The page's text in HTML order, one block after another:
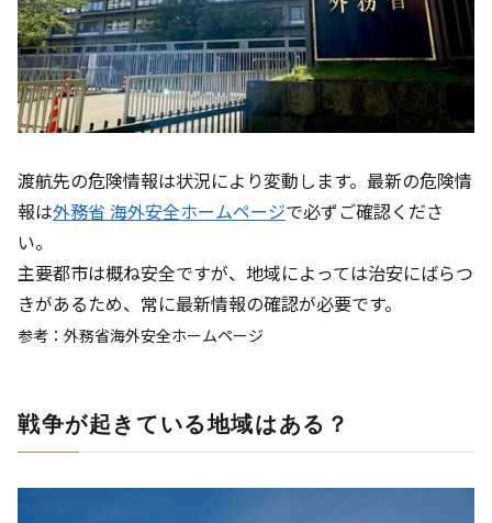
渡航先の危険情報は状況により変動します。最新の危険情
報は外務省 海外安全ホームページで必ずご確認くださ
い。
主要都市は概ね安全ですが、地域によっては治安にばらつ
きがあるため、常に最新情報の確認が必要です。
参考：外務省海外安全ホームページ
戦争が起きている地域はある？